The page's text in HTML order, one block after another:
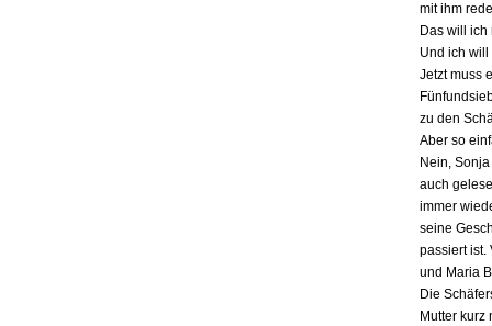
mit ihm
Das will
Und ich
Jetzt muss
zu den
Aber so
Nein,
auch
immer
seine
passiert ist.
und Maria
Die
Mutter